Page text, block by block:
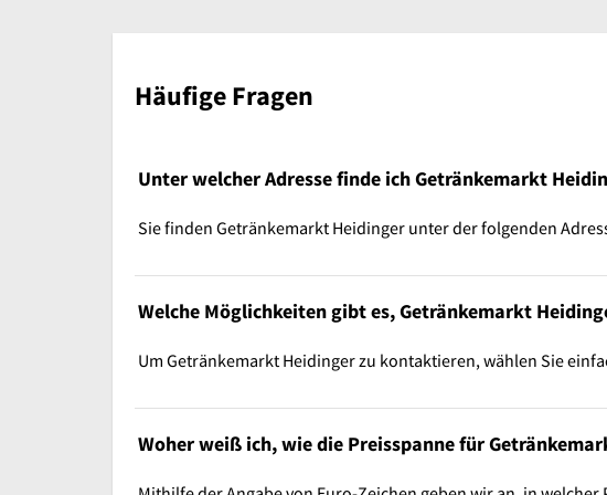
Häufige Fragen
Unter welcher Adresse finde ich Getränkemarkt
Sie finden Getränkemarkt Heidinger unter der folgenden
Welche Möglichkeiten gibt es, Getränkemarkt
Um Getränkemarkt Heidinger zu kontaktieren, wählen Sie
Woher weiß ich, wie die Preisspanne für